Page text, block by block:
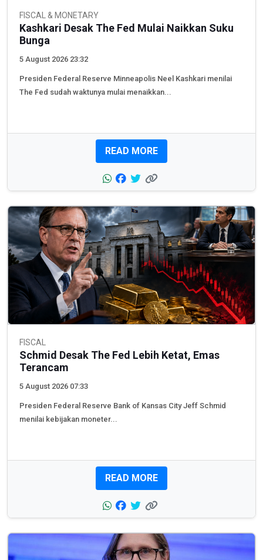
FISCAL & MONETARY
Kashkari Desak The Fed Mulai Naikkan Suku
Bunga
5 August 2026 23:32
Presiden Federal Reserve Minneapolis Neel Kashkari menilai
The Fed sudah waktunya mulai menaikkan...
READ MORE
FISCAL
Schmid Desak The Fed Lebih Ketat, Emas
Terancam
5 August 2026 07:33
Presiden Federal Reserve Bank of Kansas City Jeff Schmid
menilai kebijakan moneter...
READ MORE